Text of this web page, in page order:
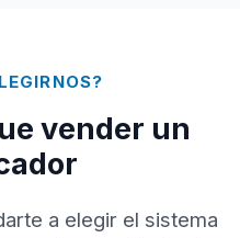
vender un
a elegir el sistema